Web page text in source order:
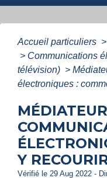
Accueil particuliers >
> Communications
télévision) >
électroniques :
Y
Vérifié le 29 Aug 2022 -